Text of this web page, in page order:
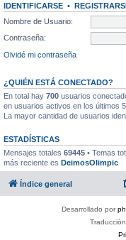
IDENTIFICARSE •
Nombre de Usuario:
Contraseña:
Olvidé mi contraseña
¿QUIÉN ESTÁ CONECTADO?
En total hay 700 usuarios
en usuarios activos en los últimos
La mayor cantidad de usuarios
ESTADÍSTICAS
Mensajes totales 69445 • Temas
más reciente es DeimosOlimpic
Índice general
Desarrollado por